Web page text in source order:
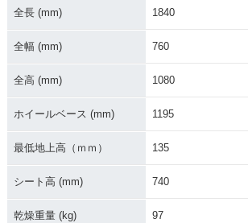
全長 (mm) 1840
全幅 (mm) 760
全高 (mm) 1080
ホイールベース (mm) 1195
最低地上高（ｍｍ） 135
シート高 (mm) 740
乾燥重量 (kg) 97